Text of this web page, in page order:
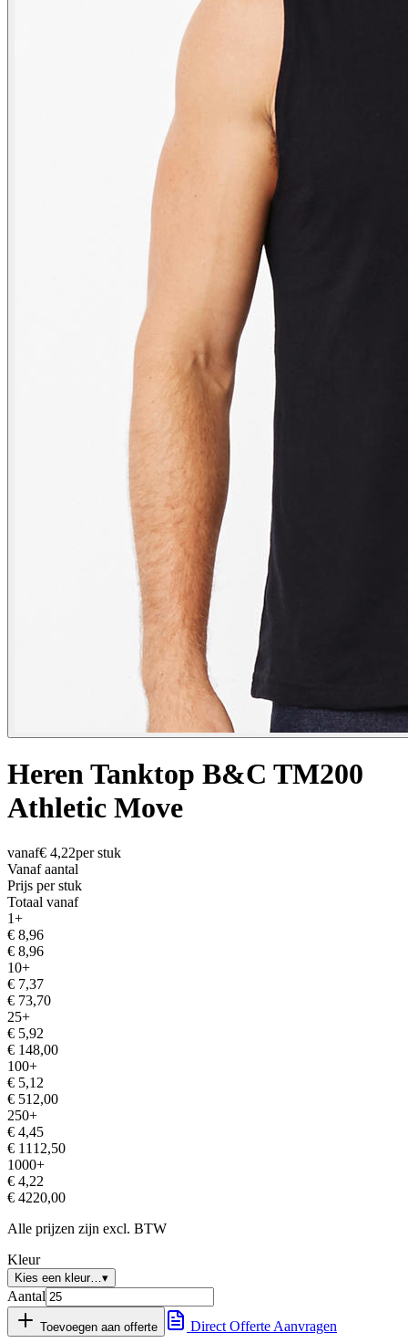
Heren Tanktop B&C TM200
Athletic Move
vanaf€ 4,22per stuk
Vanaf aantal
Prijs per stuk
Totaal vanaf
1+
€ 8,96
€ 8,96
10+
€ 7,37
€ 73,70
25+
€ 5,92
€ 148,00
100+
€ 5,12
€ 512,00
250+
€ 4,45
€ 1112,50
1000+
€ 4,22
€ 4220,00
Alle prijzen zijn excl. BTW
Kleur
Kies een kleur… ▾
Aantal
Toevoegen aan offerte Direct Offerte Aanvragen